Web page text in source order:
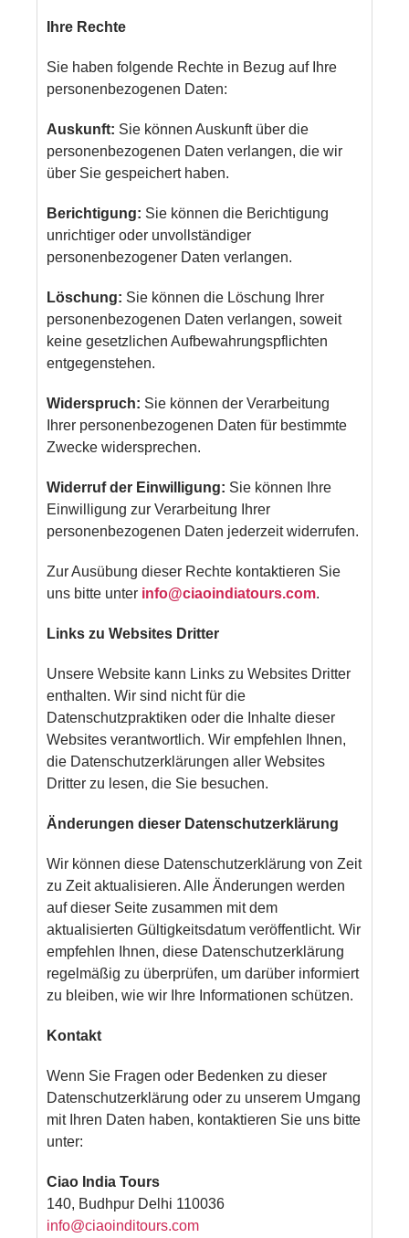
Ihre Rechte
Sie haben folgende Rechte in Bezug auf Ihre
personenbezogenen Daten:
Auskunft: Sie können Auskunft über die
personenbezogenen Daten verlangen, die wir
über Sie gespeichert haben.
Berichtigung: Sie können die Berichtigung
unrichtiger oder unvollständiger
personenbezogener Daten verlangen.
Löschung: Sie können die Löschung Ihrer
personenbezogenen Daten verlangen, soweit
keine gesetzlichen Aufbewahrungspflichten
entgegenstehen.
Widerspruch: Sie können der Verarbeitung
Ihrer personenbezogenen Daten für bestimmte
Zwecke widersprechen.
Widerruf der Einwilligung: Sie können Ihre
Einwilligung zur Verarbeitung Ihrer
personenbezogenen Daten jederzeit widerrufen.
Zur Ausübung dieser Rechte kontaktieren Sie
uns bitte unter info@ciaoindiatours.com.
Links zu Websites Dritter
Unsere Website kann Links zu Websites Dritter
enthalten. Wir sind nicht für die
Datenschutzpraktiken oder die Inhalte dieser
Websites verantwortlich. Wir empfehlen Ihnen,
die Datenschutzerklärungen aller Websites
Dritter zu lesen, die Sie besuchen.
Änderungen dieser Datenschutzerklärung
Wir können diese Datenschutzerklärung von Zeit
zu Zeit aktualisieren. Alle Änderungen werden
auf dieser Seite zusammen mit dem
aktualisierten Gültigkeitsdatum veröffentlicht. Wir
empfehlen Ihnen, diese Datenschutzerklärung
regelmäßig zu überprüfen, um darüber informiert
zu bleiben, wie wir Ihre Informationen schützen.
Kontakt
Wenn Sie Fragen oder Bedenken zu dieser
Datenschutzerklärung oder zu unserem Umgang
mit Ihren Daten haben, kontaktieren Sie uns bitte
unter:
Ciao India Tours
140, Budhpur Delhi 110036
info@ciaoinditours.com